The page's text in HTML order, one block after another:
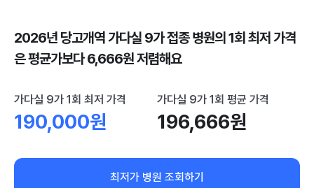
2026년 당고개역 가다실 9가 접종 병원의 1회 최저 가격
은 평균가보다 6,666원 저렴해요
가다실 9가 1회 최저 가격
190,000원
가다실 9가 1회 평균 가격
196,666원
최저가 병원 조회하기